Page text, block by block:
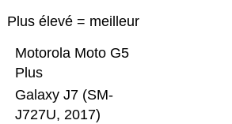
Plus élevé = meilleur
Galaxy J7 (SM-
J727U, 2017)
Motorola Moto G5
Plus